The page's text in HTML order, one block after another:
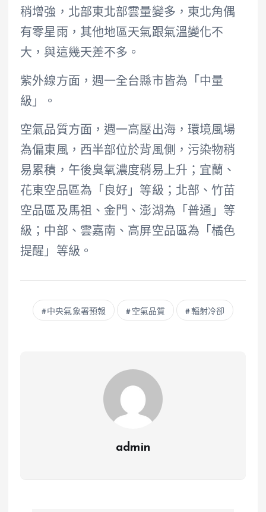
稍增強，北部東北部雲量變多，東北角偶
有零星雨，其他地區天氣跟氣溫變化不
大，與這幾天差不多。
紫外線方面，週一全台縣市皆為「中量
級」。
空氣品質方面，週一高壓出海，環境風場
為偏東風，西半部位於背風側，污染物稍
易累積，午後臭氧濃度稍易上升；宜蘭、
花東空品區為「良好」等級；北部、竹苗
空品區及馬祖、金門、澎湖為「普通」等
級；中部、雲嘉南、高屏空品區為「橘色
提醒」等級。
中央氣象署預報 空氣品質 輻射冷卻
admin